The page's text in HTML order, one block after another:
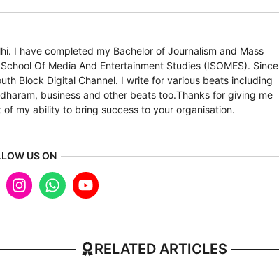
I have completed my Bachelor of Journalism and Mass
Of Media And Entertainment Studies (ISOMES). Since
Block Digital Channel. I write for various beats including
business and other beats too.Thanks for giving me
my ability to bring success to your organisation.
US ON
RELATED ARTICLES